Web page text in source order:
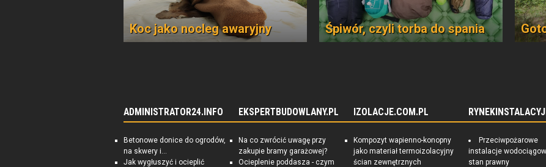
Koc jako nocleg awaryjny Śpiwór, czyli torba do spania
ADMINISTRATOR24.INFO
Betonowe donice do ogrodów,
na skwery i...
Jak wygłuszyć i ocieplić
EKSPERTBUDOWLANY.PL
Na co zwrócić uwagę przy
zakupie bramy garażowej?
Ocieplenie poddasza - czym
IZOLACJE.COM.PL
Kompozyt wapienno-konopny
jako materiał termoizolacyjny
ścian zewnętrznych
Przeciwpożarowe
instalacje
stan prawny